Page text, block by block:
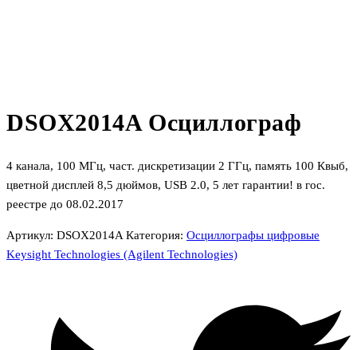
DSOX2014A Осциллограф
4 канала, 100 МГц, част. дискретизации 2 ГГц, память 100 Квыб,
цветной дисплей 8,5 дюймов, USB 2.0, 5 лет гарантии! в гос.
реестре до 08.02.2017
Артикул: DSOX2014A Категория: Осциллографы цифровые
Keysight Technologies (Agilent Technologies)